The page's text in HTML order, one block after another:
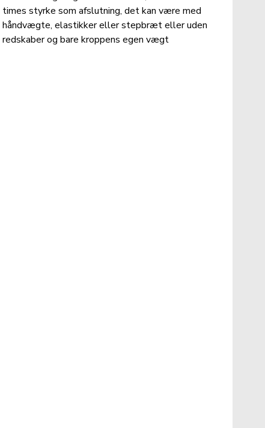
times styrke som afslutning, det kan være med
håndvægte, elastikker eller stepbræt eller uden
redskaber og bare kroppens egen vægt